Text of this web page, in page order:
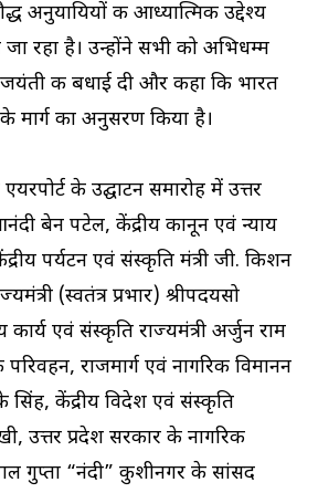
अनुयायियों की आध्यात्मिक उद्देश्य
जा रहा है। उन्होंने सभी को अभिधम्म
की बधाई दी और कहा कि भारत
मार्ग का अनुसरण किया है।
के उद्घाटन समारोह में उत्तर
बेन पटेल, केंद्रीय कानून एवं न्याय
पर्यटन एवं संस्कृति मंत्री जी. किशन
(स्वतंत्र प्रभार) श्रीपदयसो
एवं संस्कृति राज्यमंत्री अर्जुन राम
राजमार्ग एवं नागरिक विमानन
सिंह, केंद्रीय विदेश एवं संस्कृति
उत्तर प्रदेश सरकार के नागरिक
गुप्ता “नंदी” कुशीनगर के सांसद